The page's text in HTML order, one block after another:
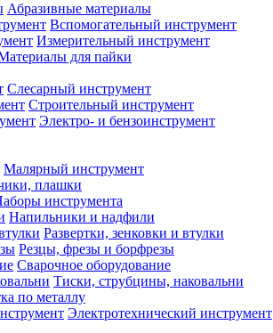
Абразивные материалы
Вспомогательный инструмент
Измерительный инструмент
для пайки
Слесарный инструмент
Строительный инструмент
Электро- и бензоинструмент
Малярный инструмент
плашки
инструмента
Напильники и надфили
Развертки, зенковки и втулки
Резцы, фрезы и борфрезы
Сварочное оборудование
Тиски, струбцины, наковальни
по металлу
Электротехнический инструмент